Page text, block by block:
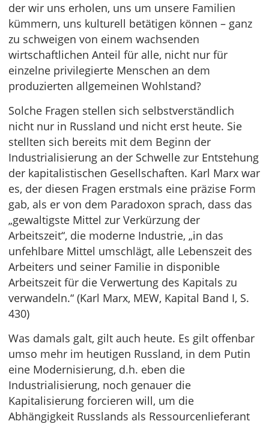
der wir uns erholen, uns um unsere Familien
kümmern, uns kulturell betätigen können – ganz
zu schweigen von einem wachsenden
wirtschaftlichen Anteil für alle, nicht nur für
einzelne privilegierte Menschen an dem
produzierten allgemeinen Wohlstand?
Solche Fragen stellen sich selbstverständlich
nicht nur in Russland und nicht erst heute. Sie
stellten sich bereits mit dem Beginn der
Industrialisierung an der Schwelle zur Entstehung
der kapitalistischen Gesellschaften. Karl Marx war
es, der diesen Fragen erstmals eine präzise Form
gab, als er von dem Paradoxon sprach, dass das
„gewaltigste Mittel zur Verkürzung der
Arbeitszeit“, die moderne Industrie, „in das
unfehlbare Mittel umschlägt, alle Lebenszeit des
Arbeiters und seiner Familie in disponible
Arbeitszeit für die Verwertung des Kapitals zu
verwandeln.“ (Karl Marx, MEW, Kapital Band I, S.
430)
Was damals galt, gilt auch heute. Es gilt offenbar
umso mehr im heutigen Russland, in dem Putin
eine Modernisierung, d.h. eben die
Industrialisierung, noch genauer die
Kapitalisierung forcieren will, um die
Abhängigkeit Russlands als Ressourcenlieferant